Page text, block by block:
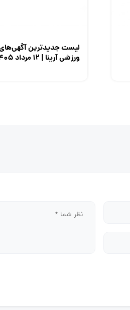
لیست جدیدترین
ورزشی آرینا | ۱۲ مرداد ۱۴۰۵